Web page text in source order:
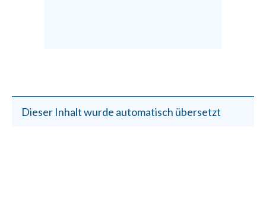
Dieser Inhalt wurde automatisch übersetzt